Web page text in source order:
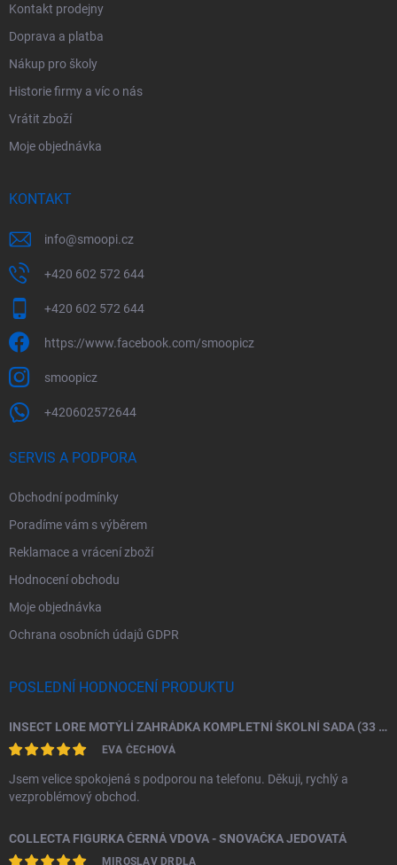
Kontakt prodejny
Doprava a platba
Nákup pro školy
Historie firmy a víc o nás
Vrátit zboží
Moje objednávka
KONTAKT
info@smoopi.cz
+420 602 572 644
+420 602 572 644
https://www.facebook.com/smoopicz
smoopicz
+420602572644
SERVIS A PODPORA
Obchodní podmínky
Poradíme vám s výběrem
Reklamace a vrácení zboží
Hodnocení obchodu
Moje objednávka
Ochrana osobních údajů GDPR
POSLEDNÍ HODNOCENÍ PRODUKTU
INSECT LORE MOTÝLÍ ZAHRÁDKA KOMPLETNÍ ŠKOLNÍ SADA (33 HOUSENEK)
EVA ČECHOVÁ
Jsem velice spokojená s podporou na telefonu. Děkuji, rychlý a
vezproblémový obchod.
COLLECTA FIGURKA ČERNÁ VDOVA - SNOVAČKA JEDOVATÁ
MIROSLAV DRDLA